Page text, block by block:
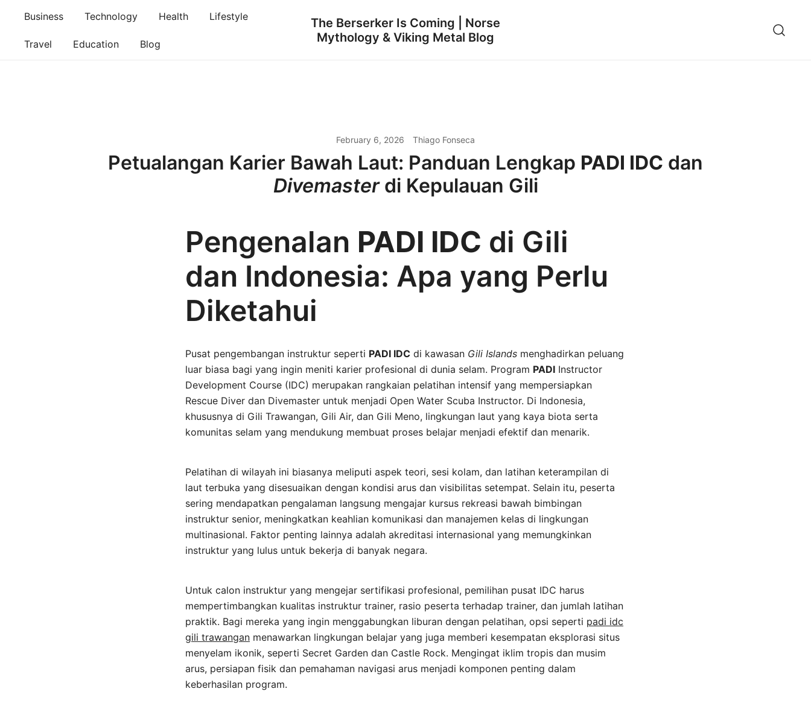
content
Business Technology Health Lifestyle
Travel Education Blog
The Berserker Is Coming | Norse
Mythology & Viking Metal Blog
February 6, 2026 Thiago Fonseca
Petualangan Karier Bawah Laut: Panduan Lengkap PADI IDC dan
Divemasterdi Kepulauan Gili
Pengenalan PADI IDC di Gili
dan Indonesia: Apa yang Perlu
Diketahui
Pusat pengembangan instruktur seperti PADI IDC di kawasan Gili Islands menghadirkan peluang
luar biasa bagi yang ingin meniti karier profesional di dunia selam. Program PADI Instructor
Development Course (IDC) merupakan rangkaian pelatihan intensif yang mempersiapkan
Rescue Diver dan Divemaster untuk menjadi Open Water Scuba Instructor. Di Indonesia,
khususnya di Gili Trawangan, Gili Air, dan Gili Meno, lingkungan laut yang kaya biota serta
komunitas selam yang mendukung membuat proses belajar menjadi efektif dan menarik.
Pelatihan di wilayah ini biasanya meliputi aspek teori, sesi kolam, dan latihan keterampilan di
laut terbuka yang disesuaikan dengan kondisi arus dan visibilitas setempat. Selain itu, peserta
sering mendapatkan pengalaman langsung mengajar kursus rekreasi bawah bimbingan
instruktur senior, meningkatkan keahlian komunikasi dan manajemen kelas di lingkungan
multinasional. Faktor penting lainnya adalah akreditasi internasional yang memungkinkan
instruktur yang lulus untuk bekerja di banyak negara.
Untuk calon instruktur yang mengejar sertifikasi profesional, pemilihan pusat IDC harus
mempertimbangkan kualitas instruktur trainer, rasio peserta terhadap trainer, dan jumlah latihan
praktik. Bagi mereka yang ingin menggabungkan liburan dengan pelatihan, opsi seperti padi idc
gili trawangan menawarkan lingkungan belajar yang juga memberi kesempatan eksplorasi situs
menyelam ikonik, seperti Secret Garden dan Castle Rock. Mengingat iklim tropis dan musim
arus, persiapan fisik dan pemahaman navigasi arus menjadi komponen penting dalam
keberhasilan program.